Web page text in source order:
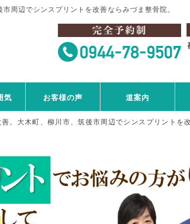
周辺でシンスプリントを改善ならみづま整骨院。
気 お客様の声 道案内
。大木町、柳川市、筑後市周辺でシンスプリントを